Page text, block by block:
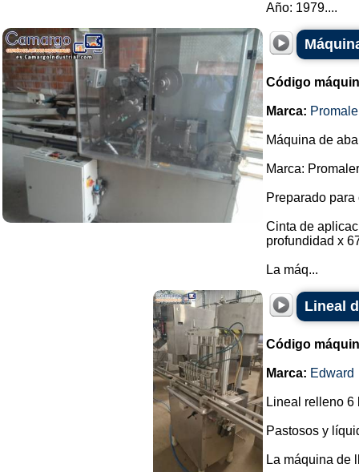
Año: 1979....
Código
Marca:
Máquina de
Marca:
Preparado
Cinta de
profundidad x
La máq...
Lineal
Código
Marca: Edward
Lineal relleno
Pastosos y
La máquina de